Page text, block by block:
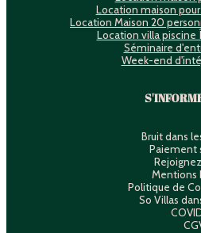
Location maison
Location Maison 20
Location villa piscine
Séminaire
Week-end
Bruit dans
Paiement
Mentions
Politique de
So Villas